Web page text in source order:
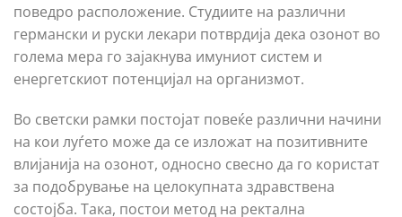
поведро расположение. Студиите на различни
германски и руски лекари потврдија дека озонот во
голема мера го зајакнува имуниот систем и
енергетскиот потенцијал на организмот.
Во светски рамки постојат повеќе различни начини
на кои луѓето може да се изложат на позитивните
влијанија на озонот, односно свесно да го користат
за подобрување на целокупната здравствена
состојба. Така, постои метод на ректална